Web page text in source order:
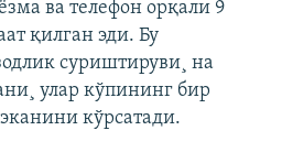
ва телефон орқали 9
қилган эди. Бу
суриштируви¸ на
улар кўпининг бир
кўрсатади.